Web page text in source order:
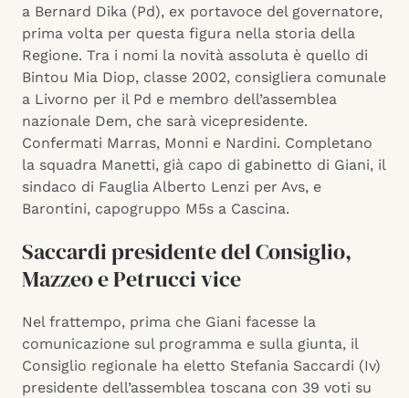
a Bernard Dika (Pd), ex portavoce del governatore,
prima volta per questa figura nella storia della
Regione. Tra i nomi la novità assoluta è quello di
Bintou Mia Diop, classe 2002, consigliera comunale
a Livorno per il Pd e membro dell’assemblea
nazionale Dem, che sarà vicepresidente.
Confermati Marras, Monni e Nardini. Completano
la squadra Manetti, già capo di gabinetto di Giani, il
sindaco di Fauglia Alberto Lenzi per Avs, e
Barontini, capogruppo M5s a Cascina.
Saccardi presidente del Consiglio,
Mazzeo e Petrucci vice
Nel frattempo, prima che Giani facesse la
comunicazione sul programma e sulla giunta, il
Consiglio regionale ha eletto Stefania Saccardi (Iv)
presidente dell’assemblea toscana con 39 voti su